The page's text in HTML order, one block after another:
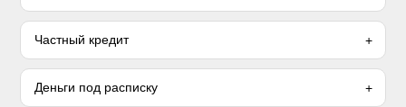
Частный кредит
Деньги под расписку